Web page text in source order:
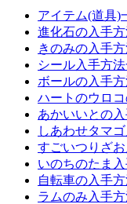
アイテム(道具)
進化石の入手
きのみの入手
シール入手方
ボールの入手
ハートのウロ
あかいいとの
しあわせタマ
すごいつりざ
いのちのたま
自転車の入手
ラムのみ入手